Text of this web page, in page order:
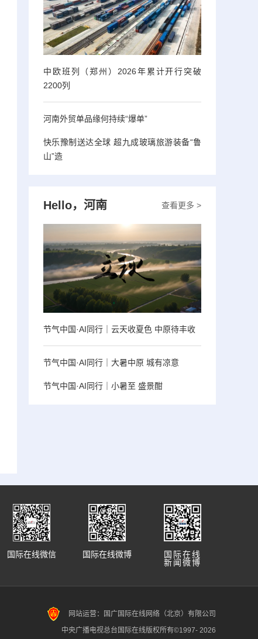
中欧班列（郑州）2026年累计开行突破
2200列
河南外贸单品缘何持续“爆单”
快乐豫制送达全球 超九成玻璃旅游装备“鲁
山”造
查看更多 >
Hello，河南
节气中国·AI同行｜云天收夏色 中原待丰收
节气中国·AI同行｜大暑中原 城有凉意
节气中国·AI同行｜小暑至 盛景酣
国际在线
新闻微博
国际在线微博
国际在线微信
网站运营：国广国际在线网络（北京）有限公司
中央广播电视总台国际在线版权所有©1997- 2026